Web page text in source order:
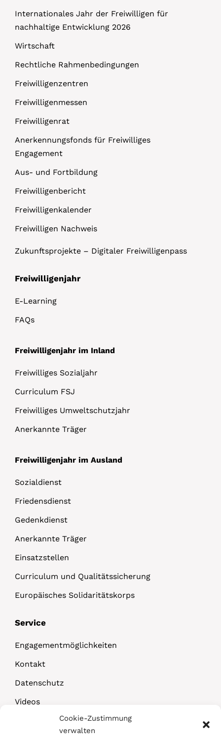
Cookie-Zustimmung
verwalten
Internationales Jahr der Freiwilligen für
nachhaltige Entwicklung 2026
Wirtschaft
Rechtliche Rahmenbedingungen
Freiwilligenzentren
Freiwilligenmessen
Freiwilligenrat
Anerkennungsfonds für Freiwilliges
Engagement
Aus- und Fortbildung
Freiwilligenbericht
Freiwilligenkalender
Freiwilligen Nachweis
Zukunftsprojekte – Digitaler Freiwilligenpass
Freiwilligenjahr
E-Learning
FAQs
Freiwilligenjahr im Inland
Freiwilliges Sozialjahr
Curriculum FSJ
Freiwilliges Umweltschutzjahr
Anerkannte Träger
Freiwilligenjahr im Ausland
Sozialdienst
Friedensdienst
Gedenkdienst
Anerkannte Träger
Einsatzstellen
Curriculum und Qualitätssicherung
Europäisches Solidaritätskorps
Service
Engagementmöglichkeiten
Kontakt
Datenschutz
Videos